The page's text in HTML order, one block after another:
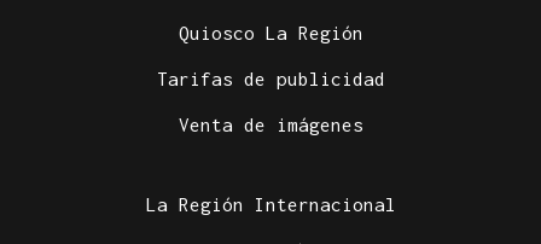
Quiosco La Región
Tarifas de publicidad
Venta de imágenes
La Región Internacional